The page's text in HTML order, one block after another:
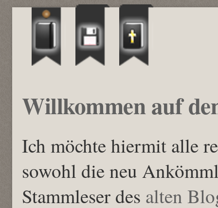
Willkommen auf
Ich möchte hiermit alle
sowohl die neu
Stammleser des alten